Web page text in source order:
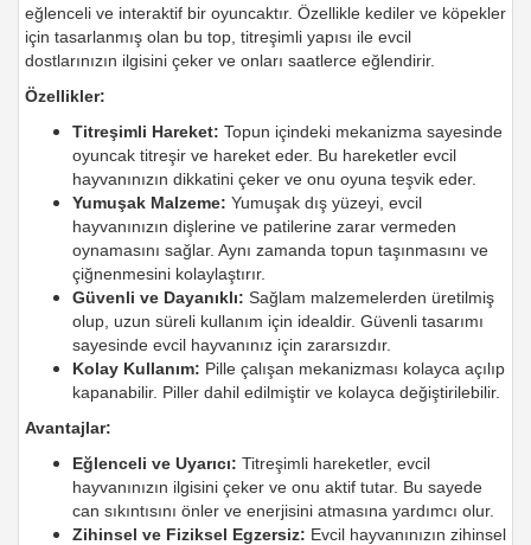
eğlenceli ve interaktif bir oyuncaktır. Özellikle kediler ve köpekler
için tasarlanmış olan bu top, titreşimli yapısı ile evcil
dostlarınızın ilgisini çeker ve onları saatlerce eğlendirir.
Özellikler:
Titreşimli Hareket: Topun içindeki mekanizma sayesinde
oyuncak titreşir ve hareket eder. Bu hareketler evcil
hayvanınızın dikkatini çeker ve onu oyuna teşvik eder.
Yumuşak Malzeme: Yumuşak dış yüzeyi, evcil
hayvanınızın dişlerine ve patilerine zarar vermeden
oynamasını sağlar. Aynı zamanda topun taşınmasını ve
çiğnenmesini kolaylaştırır.
Güvenli ve Dayanıklı: Sağlam malzemelerden üretilmiş
olup, uzun süreli kullanım için idealdir. Güvenli tasarımı
sayesinde evcil hayvanınız için zararsızdır.
Kolay Kullanım: Pille çalışan mekanizması kolayca açılıp
kapanabilir. Piller dahil edilmiştir ve kolayca değiştirilebilir.
Avantajlar:
Eğlenceli ve Uyarıcı: Titreşimli hareketler, evcil
hayvanınızın ilgisini çeker ve onu aktif tutar. Bu sayede
can sıkıntısını önler ve enerjisini atmasına yardımcı olur.
Zihinsel ve Fiziksel Egzersiz: Evcil hayvanınızın zihinsel